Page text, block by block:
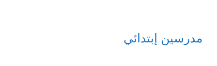
مدرسين إبتدائي